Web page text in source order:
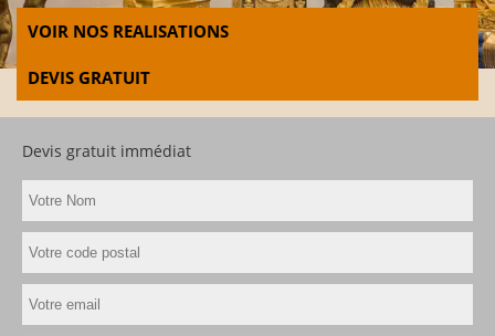
VOIR NOS REALISATIONS
DEVIS GRATUIT
Devis gratuit immédiat